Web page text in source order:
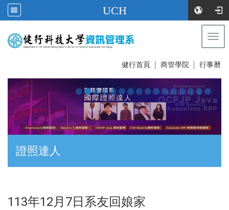
UCH
健行首頁 商管學院 行事曆
證照達人
113年12月7日系友回娘家